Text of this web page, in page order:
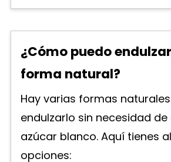
¿Cómo puedo
forma natural?
Hay varias formas
endulzarlo sin necesidad
azúcar blanco. Aquí tienes
opciones: